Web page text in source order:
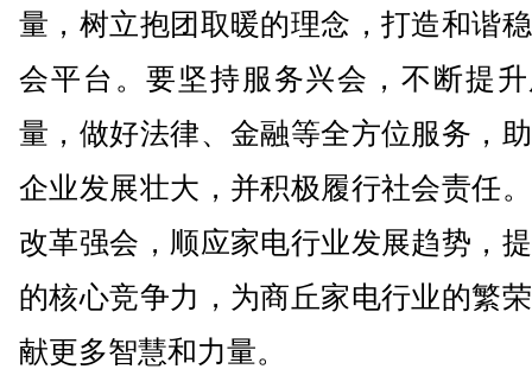
量，树立抱团取暖的理念，打造和谐
会平台。要坚持服务兴会，不断提
量，做好法律、金融等全方位服务，
企业发展壮大，并积极履行社会责任
改革强会，顺应家电行业发展趋势，
的核心竞争力，为商丘家电行业的繁
献更多智慧和力量。